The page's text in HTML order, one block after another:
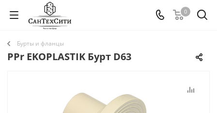
0
Бурты и фланцы
PPr EKOPLASTIK Бурт D63